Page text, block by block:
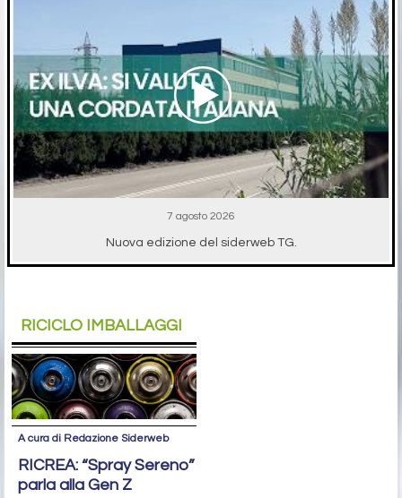
7 agosto 2026
Nuova edizione del siderweb TG.
RICICLO IMBALLAGGI
A cura di Redazione Siderweb
RICREA: “Spray Sereno”
parla alla Gen Z